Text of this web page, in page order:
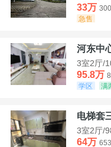
33万
急售
河东中
3室2厅/
95.8万
学区
满
电梯套
3室2厅/
64万